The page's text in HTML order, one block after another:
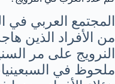
المجتمع العربي في
من الأفراد الذين
النرويج على مر
ملحوظ في